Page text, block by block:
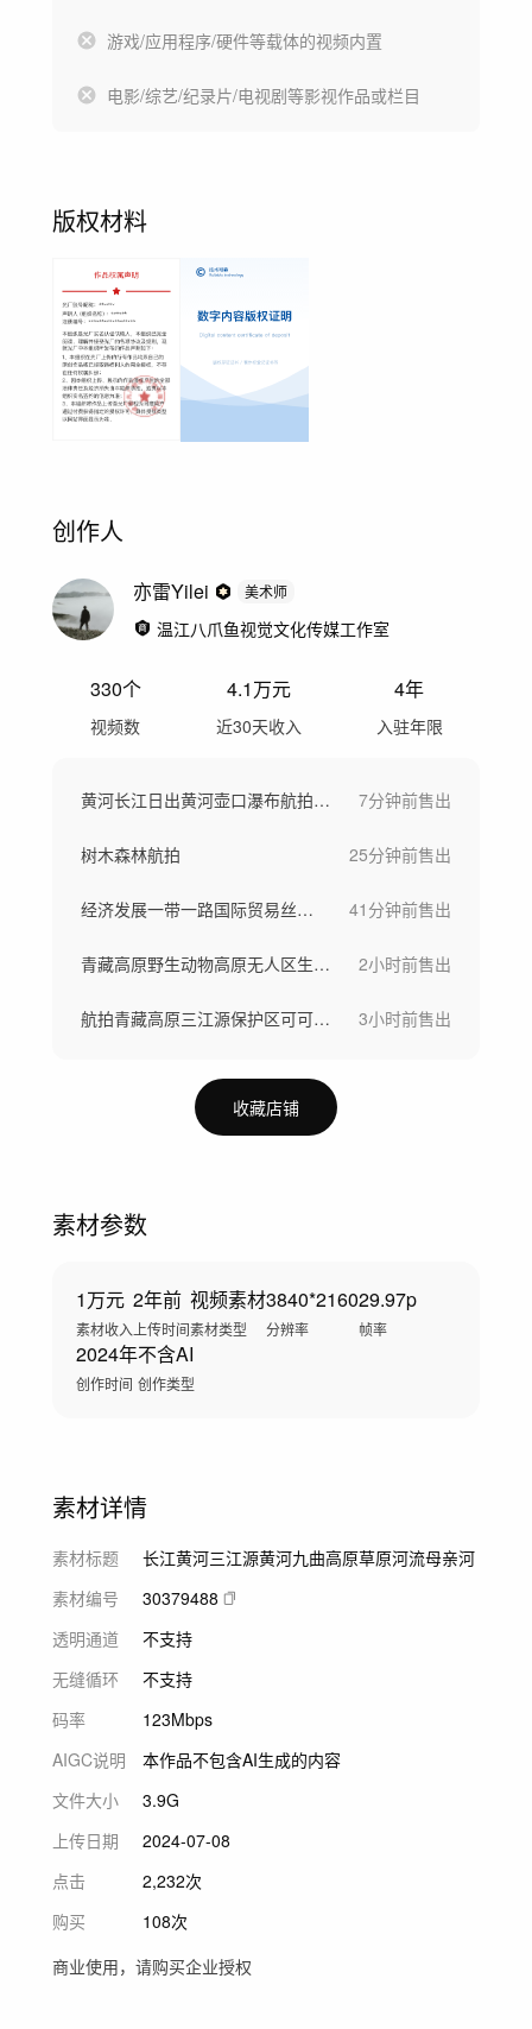
游戏/应用程序/硬件等载体的视频内置
电影/综艺/纪录片/电视剧等影视作品或栏目
版权材料
创作人
亦雷Yilei 美术师
温江八爪鱼视觉文化传媒工作室
330个
视频数
4.1万元
近30天收入
4年
入驻年限
黄河长江日出黄河壶口瀑布航拍河水汹涌奔涌 7分钟前售出
树木森林航拍 25分钟前售出
经济发展一带一路国际贸易丝绸之路科技建设 41分钟前售出
青藏高原野生动物高原无人区生态自然保护区 2小时前售出
航拍青藏高原三江源保护区可可西里野生动物 3小时前售出
收藏店铺
素材参数
1万元
素材收入
2年前
上传时间
视频素材
素材类型
3840*2160
分辨率
29.97p
帧率
2024年
创作时间
不含AI
创作类型
素材详情
素材标题
长江黄河三江源黄河九曲高原草原河流母亲河
素材编号
30379488
透明通道
不支持
无缝循环
不支持
码率
123Mbps
AIGC说明
本作品不包含AI生成的内容
文件大小
3.9G
上传日期
2024-07-08
点击
2,232次
购买
108次
商业使用，请购买企业授权